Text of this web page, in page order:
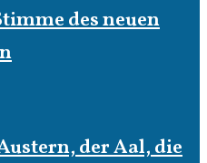
des neuen
der Aal, die